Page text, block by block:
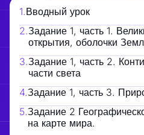
1.Вводный урок
2.Задание 1, часть 1.
открытия, оболочки
3.Задание 1, часть 2.
части света
4.Задание 1, часть 3.
5.Задание 2
на карте мира.